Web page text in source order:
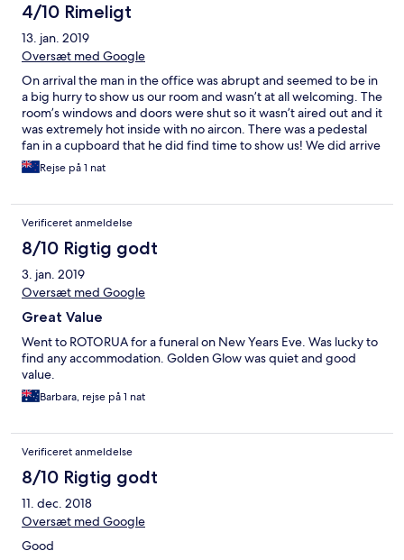
4/10 Rimeligt
13. jan. 2019
Oversæt med Google
On arrival the man in the office was abrupt and seemed to be in
a big hurry to show us our room and wasn’t at all welcoming. The
room’s windows and doors were shut so it wasn’t aired out and it
was extremely hot inside with no aircon. There was a pedestal
fan in a cupboard that he did find time to show us! We did arrive
on a summers evening and it was a hot day.
Rejse på 1 nat
Verificeret anmeldelse
8/10 Rigtig godt
3. jan. 2019
Oversæt med Google
Great Value
Went to ROTORUA for a funeral on New Years Eve. Was lucky to
find any accommodation. Golden Glow was quiet and good
value.
Barbara, rejse på 1 nat
Verificeret anmeldelse
8/10 Rigtig godt
11. dec. 2018
Oversæt med Google
Good